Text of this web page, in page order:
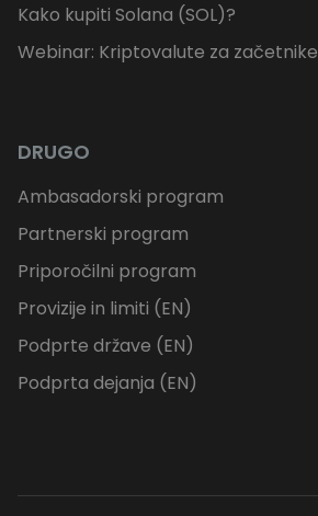
Kako kupiti Solana (SOL)?
Webinar: Kriptovalute za začetnike
DRUGO
Ambasadorski program
Partnerski program
Priporočilni program
Provizije in limiti (EN)
Podprte države (EN)
Podprta dejanja (EN)